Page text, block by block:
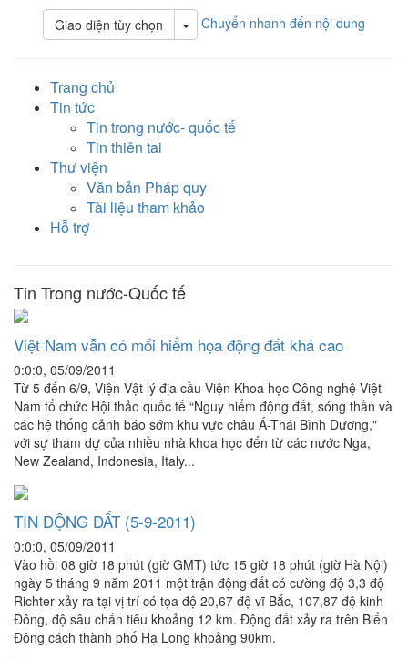
Giao diện tùy chọn Toggle Dropdown
Chuyển nhanh đến nội dung
Trang chủ
Tin tức
Tin trong nước- quốc tế
Tin thiên tai
Thư viện
Văn bản Pháp quy
Tài liệu tham khảo
Hỗ trợ
Tin Trong nước-Quốc tế
Việt Nam vẫn có mối hiểm họa động đất khá cao
0:0:0, 05/09/2011
Từ 5 đến 6/9, Viện Vật lý địa cầu-Viện Khoa học Công nghệ Việt
Nam tổ chức Hội thảo quốc tế “Nguy hiểm động đất, sóng thần và
các hệ thống cảnh báo sớm khu vực châu Á-Thái Bình Dương,"
với sự tham dự của nhiều nhà khoa học đến từ các nước Nga,
New Zealand, Indonesia, Italy...
TIN ĐỘNG ĐẤT (5-9-2011)
0:0:0, 05/09/2011
Vào hồi 08 giờ 18 phút (giờ GMT) tức 15 giờ 18 phút (giờ Hà Nội)
ngày 5 tháng 9 năm 2011 một trận động đất có cường độ 3,3 độ
Richter xảy ra tại vị trí có tọa độ 20,67 độ vĩ Bắc, 107,87 độ kinh
Đông, độ sâu chấn tiêu khoảng 12 km. Động đất xảy ra trên Biển
Đông cách thành phố Hạ Long khoảng 90km.